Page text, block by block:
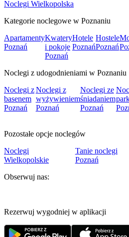
Noclegi Wielkopolska
Kategorie noclegowe w Poznaniu
Apartamenty
Poznań
Kwatery
i pokoje
Poznań
Hotele
Poznań
Hostele
Poznań
Noclegi z udogodnieniami w Poznaniu
Noclegi z
basenem
Poznań
Noclegi z
wyżywieniem
Poznań
Noclegi ze
śniadaniem
Poznań
Pozostałe opcje noclegów
Noclegi
Wielkopolskie
Tanie noclegi
Poznań
Obserwuj nas:
Rezerwuj wygodniej w aplikacji